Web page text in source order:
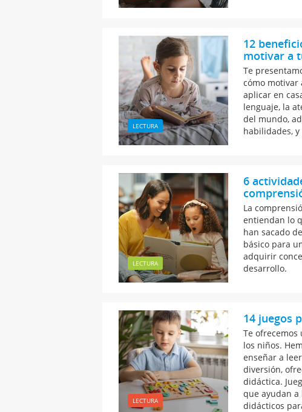
LECTURA
12
motivar a
Te
cómo motivar
aplicar en
lenguaje, la
del mundo,
habilidades,
LECTURA
6
La
entiendan lo
han sacado
básico para
adquirir
desarrollo.
LECTURA
14 juegos
Te ofrecemos
los niños.
enseñar a
diversión,
didáctica.
que ayudan a
didácticos